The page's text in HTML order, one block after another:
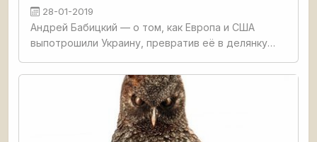
28-01-2019
Андрей Бабицкий — о том, как Европа и США
выпотрошили Украину, превратив её в делянку